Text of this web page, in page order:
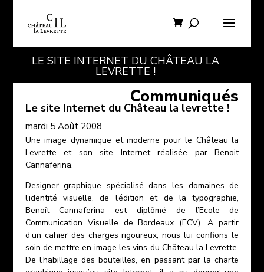
LE SITE INTERNET DU CHÂTEAU LA
LEVRETTE !
Communiqués
Le site Internet du Château la levrette !
mardi 5 Août 2008
Une image dynamique et moderne pour le Château la
Levrette et son site Internet réalisée par Benoit
Cannaferina.
Designer graphique spécialisé dans les domaines de
l’identité visuelle, de l’édition et de la typographie,
Benoît Cannaferina est diplômé de l’Ecole de
Communication Visuelle de Bordeaux (ECV). A partir
d’un cahier des charges rigoureux, nous lui confions le
soin de mettre en image les vins du Château la Levrette.
De l’habillage des bouteilles, en passant par la charte